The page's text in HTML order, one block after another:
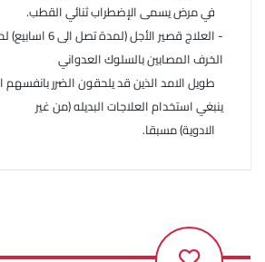
في مرض يسمى الإضطراب ثنائي القطب.
- العلاج قصير الأجل
الخرف المصابين بالسلوك العدواني
طويل الامد الذين قد يلحقون الضرر
ينبغي استخدام العلاجات البديله (من غير
الادوية) مسبقا.